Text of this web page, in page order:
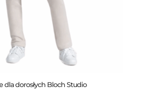
dla dorosłych Bloch Studio